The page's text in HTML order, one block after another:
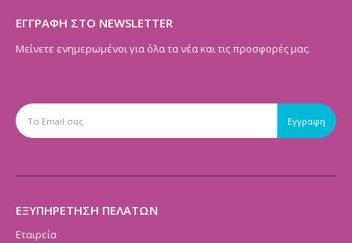
ΕΓΓΡΑΦΗ ΣΤΟ NEWSLETTER
Μείνετε ενημερωμένοι για όλα τα νέα και τις προσφορές μας.
ΕΞΥΠΗΡΕΤΗΣΗ ΠΕΛΑΤΩΝ
Εταιρεία